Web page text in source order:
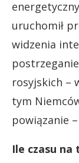
uruchomił
widzenia
rosyjskich –
tym
powiązanie
Ile czasu